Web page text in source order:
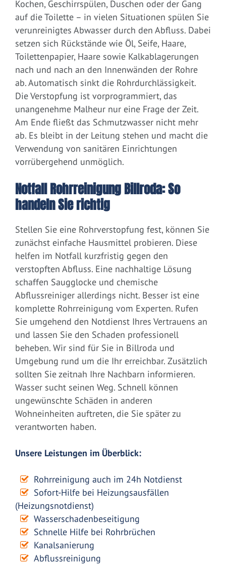
Kochen, Geschirrspülen, Duschen oder der Gang
auf die Toilette – in vielen Situationen spülen Sie
verunreinigtes Abwasser durch den Abfluss. Dabei
setzen sich Rückstände wie Öl, Seife, Haare,
Toilettenpapier, Haare sowie Kalkablagerungen
nach und nach an den Innenwänden der Rohre
ab. Automatisch sinkt die Rohrdurchlässigkeit.
Die Verstopfung ist vorprogrammiert, das
unangenehme Malheur nur eine Frage der Zeit.
Am Ende fließt das Schmutzwasser nicht mehr
ab. Es bleibt in der Leitung stehen und macht die
Verwendung von sanitären Einrichtungen
vorrübergehend unmöglich.
Notfall Rohrreinigung Billroda: So
handeln Sie richtig
Stellen Sie eine Rohrverstopfung fest, können Sie
zunächst einfache Hausmittel probieren. Diese
helfen im Notfall kurzfristig gegen den
verstopften Abfluss. Eine nachhaltige Lösung
schaffen Saugglocke und chemische
Abflussreiniger allerdings nicht. Besser ist eine
komplette Rohrreinigung vom Experten. Rufen
Sie umgehend den Notdienst Ihres Vertrauens an
und lassen Sie den Schaden professionell
beheben. Wir sind für Sie in Billroda und
Umgebung rund um die Ihr erreichbar. Zusätzlich
sollten Sie zeitnah Ihre Nachbarn informieren.
Wasser sucht seinen Weg. Schnell können
ungewünschte Schäden in anderen
Wohneinheiten auftreten, die Sie später zu
verantworten haben.
Unsere Leistungen im Überblick:
Rohrreinigung auch im 24h Notdienst
Sofort-Hilfe bei Heizungsausfällen
(Heizungsnotdienst)
Wasserschadenbeseitigung
Schnelle Hilfe bei Rohrbrüchen
Kanalsanierung
Abflussreinigung